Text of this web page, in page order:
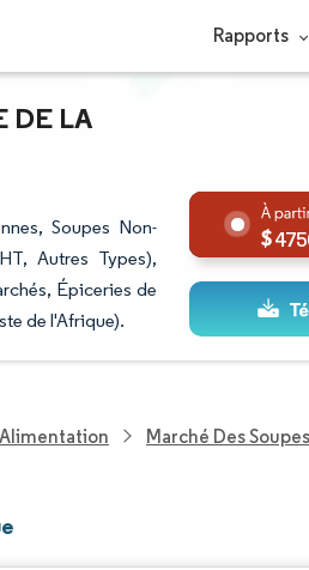
Rapports
DE LA
Soupes Non-
Autres Types),
Épiceries de
de l'Afrique).
Marché Des